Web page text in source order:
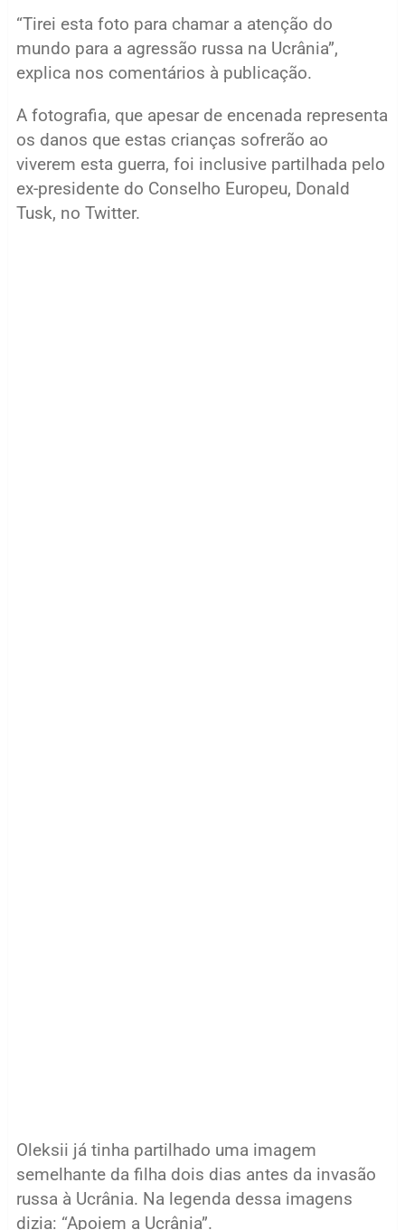
“Tirei esta foto para chamar a atenção do
mundo para a agressão russa na Ucrânia”,
explica nos comentários à publicação.
A fotografia, que apesar de encenada representa
os danos que estas crianças sofrerão ao
viverem esta guerra, foi inclusive partilhada pelo
ex-presidente do Conselho Europeu, Donald
Tusk, no Twitter.
Oleksii já tinha partilhado uma imagem
semelhante da filha dois dias antes da invasão
russa à Ucrânia. Na legenda dessa imagens
dizia: “Apoiem a Ucrânia”.